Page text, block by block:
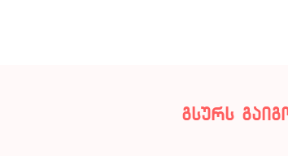
გსურს